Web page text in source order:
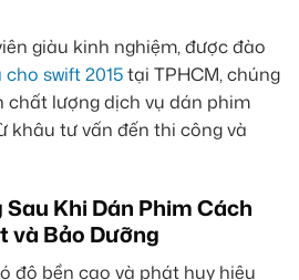
giàu kinh nghiệm, được đào
cho swift 2015tại TPHCM, chúng
chất lượng dịch vụ dán phim
khâu tư vấn đến thi công và
Khi Dán Phim Cách
và Bảo Dưỡng
độ bền cao và phát huy hiệu